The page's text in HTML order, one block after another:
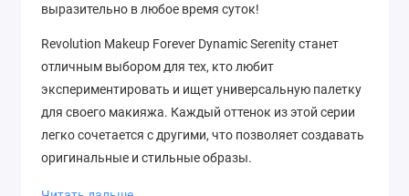
выразительно в любое время суток!
Revolution Makeup Forever Dynamic Serenity станет
отличным выбором для тех, кто любит
экспериментировать и ищет универсальную палетку
для своего макияжа. Каждый оттенок из этой серии
легко сочетается с другими, что позволяет создавать
оригинальные и стильные образы.